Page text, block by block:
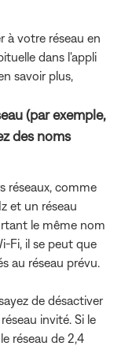
à votre réseau en
dans l'appli
savoir plus,
(par exemple,
des noms
réseaux, comme
et un réseau
le même nom
Fi, il se peut que
au réseau prévu.
de désactiver
invité. Si le
réseau de 2,4